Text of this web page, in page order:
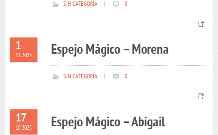
SIN CATEGORÍA 0
1
11 2025 Espejo Mágico – Morena
SIN CATEGORÍA 0
17
10 2025 Espejo Mágico – Abigail